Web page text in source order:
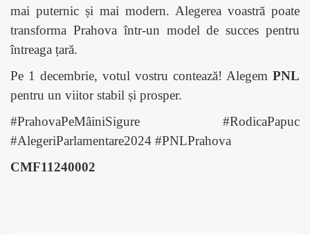
mai puternic și mai modern. Alegerea voastră poate
transforma Prahova într-un model de succes pentru
întreaga țară.
Pe 1 decembrie, votul vostru contează! Alegem PNL
pentru un viitor stabil și prosper.
#PrahovaPeMâiniSigure #RodicaPapuc
#AlegeriParlamentare2024 #PNLPrahova
CMF11240002